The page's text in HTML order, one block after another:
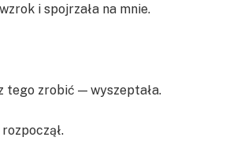
i spojrzała na mnie.
tego zrobić — wyszeptała.